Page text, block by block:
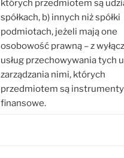
których przedmiotem są
spółkach, b) innych niż spółki
podmiotach, jeżeli mają one
osobowość prawną – z
usług przechowywania tych
zarządzania nimi, których
przedmiotem są instrumenty
finansowe.